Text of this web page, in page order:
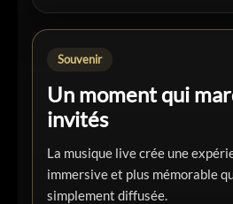
Souvenir
Un moment qui
invités
La musique live crée une
immersive et plus mémorable
simplement diffusée.